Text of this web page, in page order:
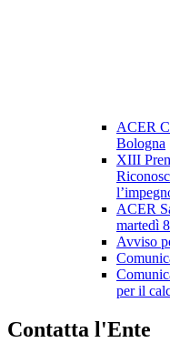
ACER
Bologna
XIII
ACER
martedì
Avviso
per il
Contatta l'Ente